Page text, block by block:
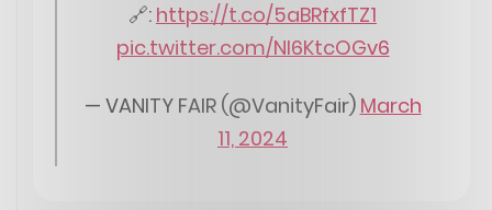
🔗: https://t.co/5aBRfxfTZ1
pic.twitter.com/Nl6KtcOGv6
— VANITY FAIR (@VanityFair) March
11, 2024